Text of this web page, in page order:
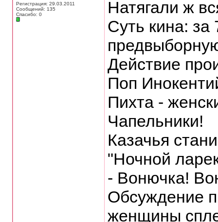
Регистрация: 29.03.2011
Сообщений: 135
Спасибо: 0
Натягали ж
Суть кина: за
Действие
Поп
Пихта -
Чапельники!
Казачья
"Ночной
- Вонючка!
Обсуждение
женщины